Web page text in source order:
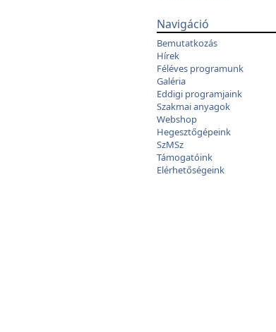
Navigáció
Bemutatkozás
Hírek
Féléves programunk
Galéria
Eddigi programjaink
Szakmai anyagok
Webshop
Hegesztőgépeink
SzMSz
Támogatóink
Elérhetőségeink